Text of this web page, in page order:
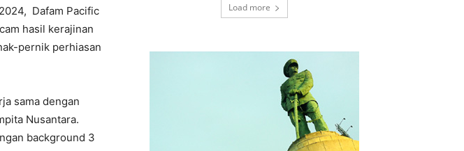
Dafam Pacific
hasil kerajinan
pernik perhiasan
sama dengan
Nusantara.
background 3
Load more